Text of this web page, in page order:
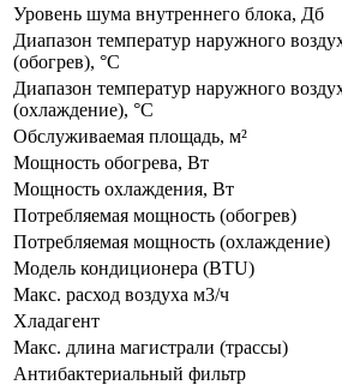
Уровень шума внутреннего блока, Дб
Диапазон температур наружного
(обогрев), °C
Диапазон температур наружного
(охлаждение), °C
Обслуживаемая площадь, м²
Мощность обогрева, Вт
Мощность охлаждения, Вт
Потребляемая мощность (обогрев)
Потребляемая мощность (охлаждение)
Модель кондиционера (BTU)
Макс. расход воздуха м3/ч
Хладагент
Макс. длина магистрали (трассы)
Антибактериальный фильтр